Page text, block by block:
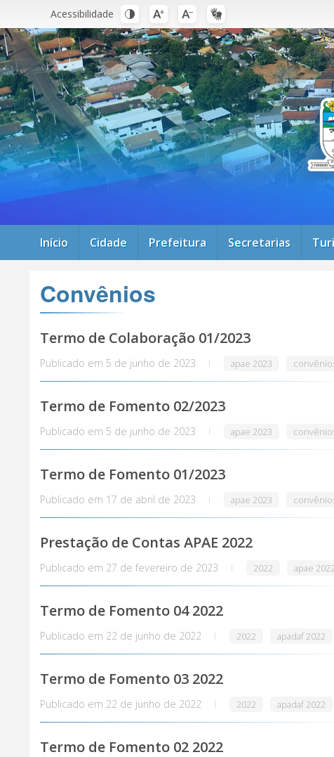
Acessibilidade
Início Cidade Prefeitura Secretarias
Convênios
Termo de Colaboração 01/2023
Publicado em 5 de junho de 2023 apae 2023
Termo de Fomento 02/2023
Publicado em 5 de junho de 2023 apae 2023
Termo de Fomento 01/2023
Publicado em 17 de abril de 2023 apae 2023
Prestação de Contas APAE 2022
Publicado em 27 de fevereiro de 2023 2022 apae 2022
Termo de Fomento 04 2022
Publicado em 22 de junho de 2022 2022 apadaf 2022
Termo de Fomento 03 2022
Publicado em 22 de junho de 2022 2022 apadaf 2022
Termo de Fomento 02 2022